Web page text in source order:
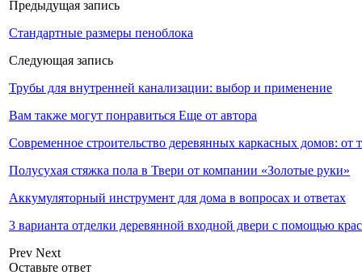
Предыдущая запись
Стандартные размеры пеноблока
Следующая запись
Трубы для внутренней канализации: выбор и применение
Вам также могут понравиться Еще от автора
Современное строительство деревянных каркасных домов:
Полусухая стяжка пола в Твери от компании «Золотые руки»
Аккумуляторный инструмент для дома в вопросах и ответах
3 варианта отделки деревянной входной двери с помощью
Prev Next
Оставьте ответ